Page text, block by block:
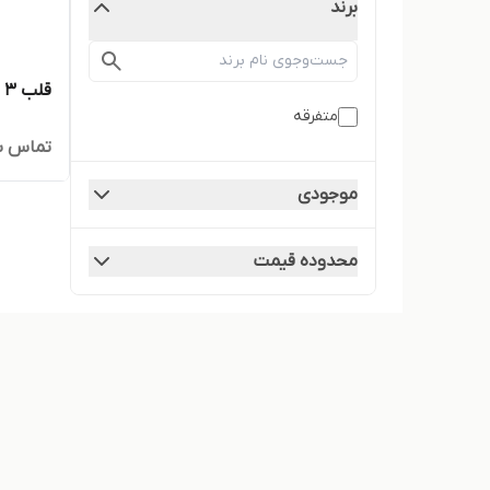
برند
متفرقه
موجودی
محدوده قیمت
قلب 3 برابر 5 قسمتی
تماس